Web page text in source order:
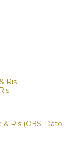
Ris
Ris (OBS: Dato